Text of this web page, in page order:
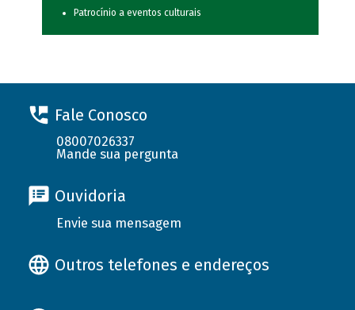
Patrocínio a eventos culturais
Fale Conosco
08007026337
Mande sua pergunta
Ouvidoria
Envie sua mensagem
Outros telefones e endereços